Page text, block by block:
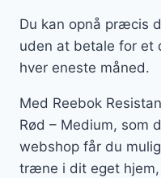
Du kan opnå præcis
uden at betale for et
hver eneste måned.
Med Reebok
Rød – Medium, som
webshop får du
træne i dit eget